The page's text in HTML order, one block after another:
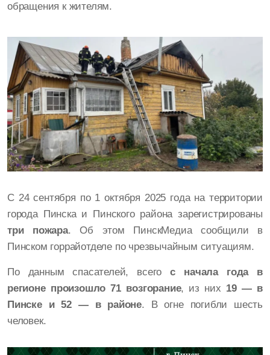
обращения к жителям.
С 24 сентября по 1 октября 2025 года на территории
города Пинска и Пинского района зарегистрированы
три пожара. Об этом ПинскМедиа сообщили в
Пинском горрайотделе по чрезвычайным ситуациям.
По данным спасателей, всегос начала года в
регионе произошло 71 возгорание, из них 19 — в
Пинске и 52 — в районе. В огне погибли шесть
человек.